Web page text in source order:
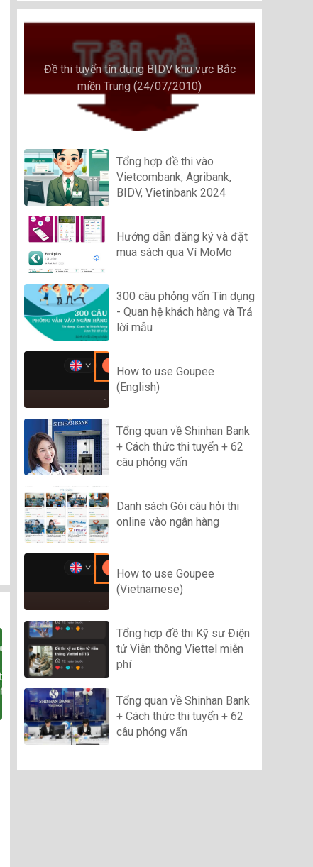
Đề thi tuyển tín dụng BIDV khu vực Bắc
miền Trung (24/07/2010)
Tổng hợp đề thi vào
Vietcombank, Agribank,
BIDV, Vietinbank 2024
Hướng dẫn đăng ký và đặt
mua sách qua Ví MoMo
300 câu phỏng vấn Tín dụng
- Quan hệ khách hàng và Trả
lời mẫu
How to use Goupee
(English)
Tổng quan về Shinhan Bank
+ Cách thức thi tuyển + 62
câu phỏng vấn
Danh sách Gói câu hỏi thi
online vào ngân hàng
How to use Goupee
(Vietnamese)
Tổng hợp đề thi Kỹ sư Điện
tử Viễn thông Viettel miễn
phí
Tổng quan về Shinhan Bank
+ Cách thức thi tuyển + 62
câu phỏng vấn